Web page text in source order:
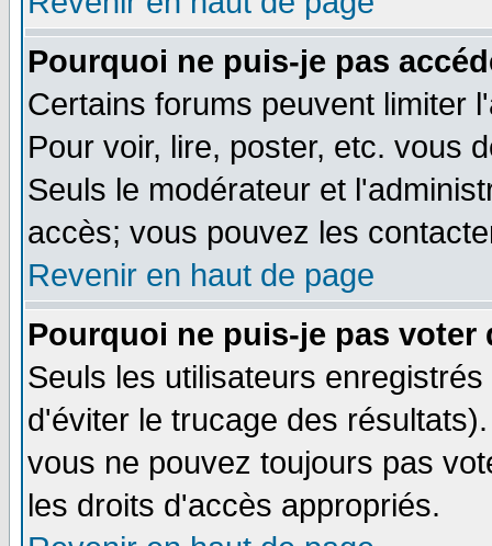
Pourquoi ne puis-je pas
Certains forums peuvent limiter
Pour voir, lire, poster, etc. vous
Seuls le modérateur et
accès; vous pouvez les
Revenir en haut de page
Pourquoi ne puis-je pas voter
Seuls les utilisateurs
d'éviter le trucage des
vous ne pouvez toujours pas
les droits d'accès appropriés.